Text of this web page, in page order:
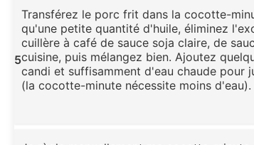
5
Transférez le porc frit dans la cocotte-
qu'une petite quantité d'huile, éliminez
cuillère à café de sauce soja claire, de
cuisine, puis mélangez bien. Ajoutez
candi et suffisamment d'eau chaude pour
(la cocotte-minute nécessite moins d'eau).